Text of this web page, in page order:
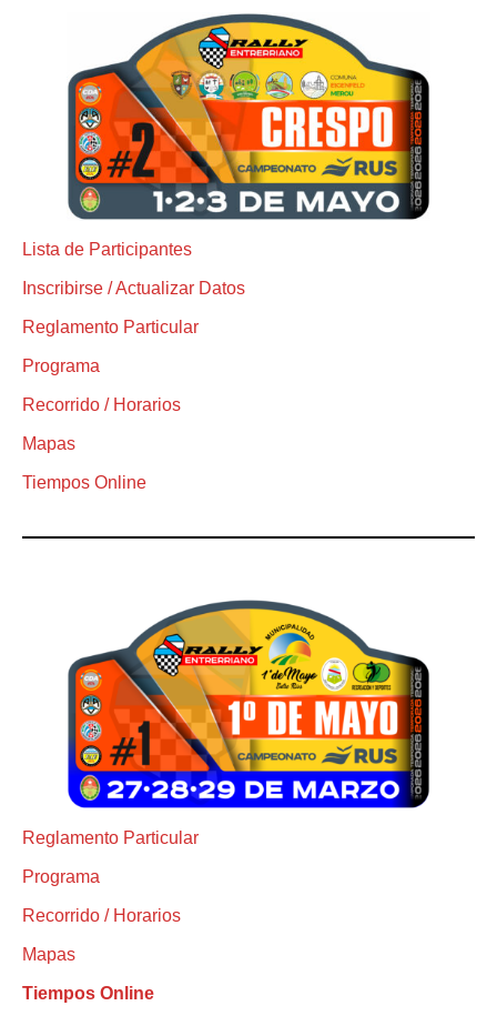
Lista de Participantes
Inscribirse / Actualizar Datos
Reglamento Particular
Programa
Recorrido / Horarios
Mapas
Tiempos Online
Reglamento Particular
Programa
Recorrido / Horarios
Mapas
Tiempos Online